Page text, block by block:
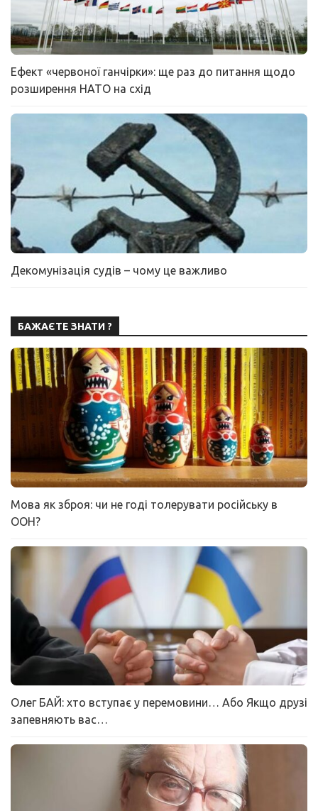
Ефект «червоної ганчірки»: ще раз до питання щодо
розширення НАТО на схід
Декомунізація судів – чому це важливо
БАЖАЄТЕ ЗНАТИ ?
Мова як зброя: чи не годі толерувати російську в
ООН?
Олег БАЙ: хто вступає у перемовини… Або Якщо друзі
запевняють вас…